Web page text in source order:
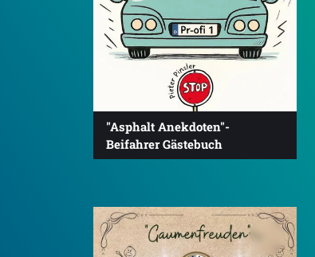
"Asphalt Anekdoten"-
Beifahrer Gästebuch